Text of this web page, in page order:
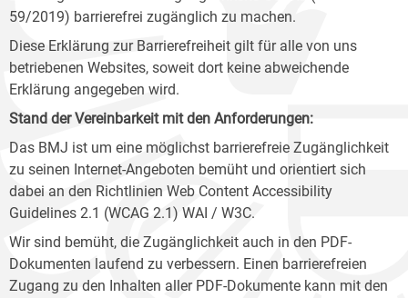
59/2019) barrierefrei zugänglich zu machen.
Diese Erklärung zur Barrierefreiheit gilt für alle von uns
betriebenen Websites, soweit dort keine abweichende
Erklärung angegeben wird.
Stand der Vereinbarkeit mit den Anforderungen:
Das BMJ ist um eine möglichst barrierefreie Zugänglichkeit
zu seinen Internet-Angeboten bemüht und orientiert sich
dabei an den Richtlinien Web Content Accessibility
Guidelines 2.1 (WCAG 2.1) WAI / W3C.
Wir sind bemüht, die Zugänglichkeit auch in den PDF-
Dokumenten laufend zu verbessern. Einen barrierefreien
Zugang zu den Inhalten aller PDF-Dokumente kann mit den